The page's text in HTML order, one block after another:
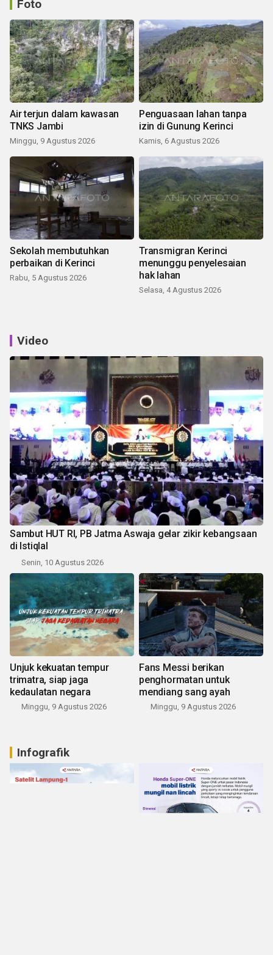
Foto
Air terjun dalam kawasan
TNKS Jambi
Minggu, 9 Agustus 2026
Penguasaan lahan tanpa
izin di Gunung Kerinci
Kamis, 6 Agustus 2026
Sekolah membutuhkan
perbaikan di Kerinci
Rabu, 5 Agustus 2026
Transmigran Kerinci
menunggu penyelesaian
hak lahan
Selasa, 4 Agustus 2026
Video
Sambut HUT RI, PB Jatma Aswaja gelar zikir kebangsaan
di Istiqlal
Senin, 10 Agustus 2026
Unjuk kekuatan tempur
trimatra, siap jaga
kedaulatan negara
Minggu, 9 Agustus 2026
Fans Messi berikan
penghormatan untuk
mendiang sang ayah
Minggu, 9 Agustus 2026
Infografik